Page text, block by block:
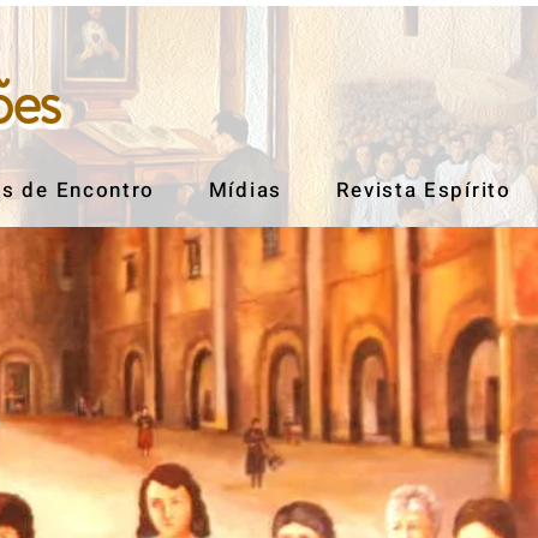
de Encontro Mídias Revista Espírito